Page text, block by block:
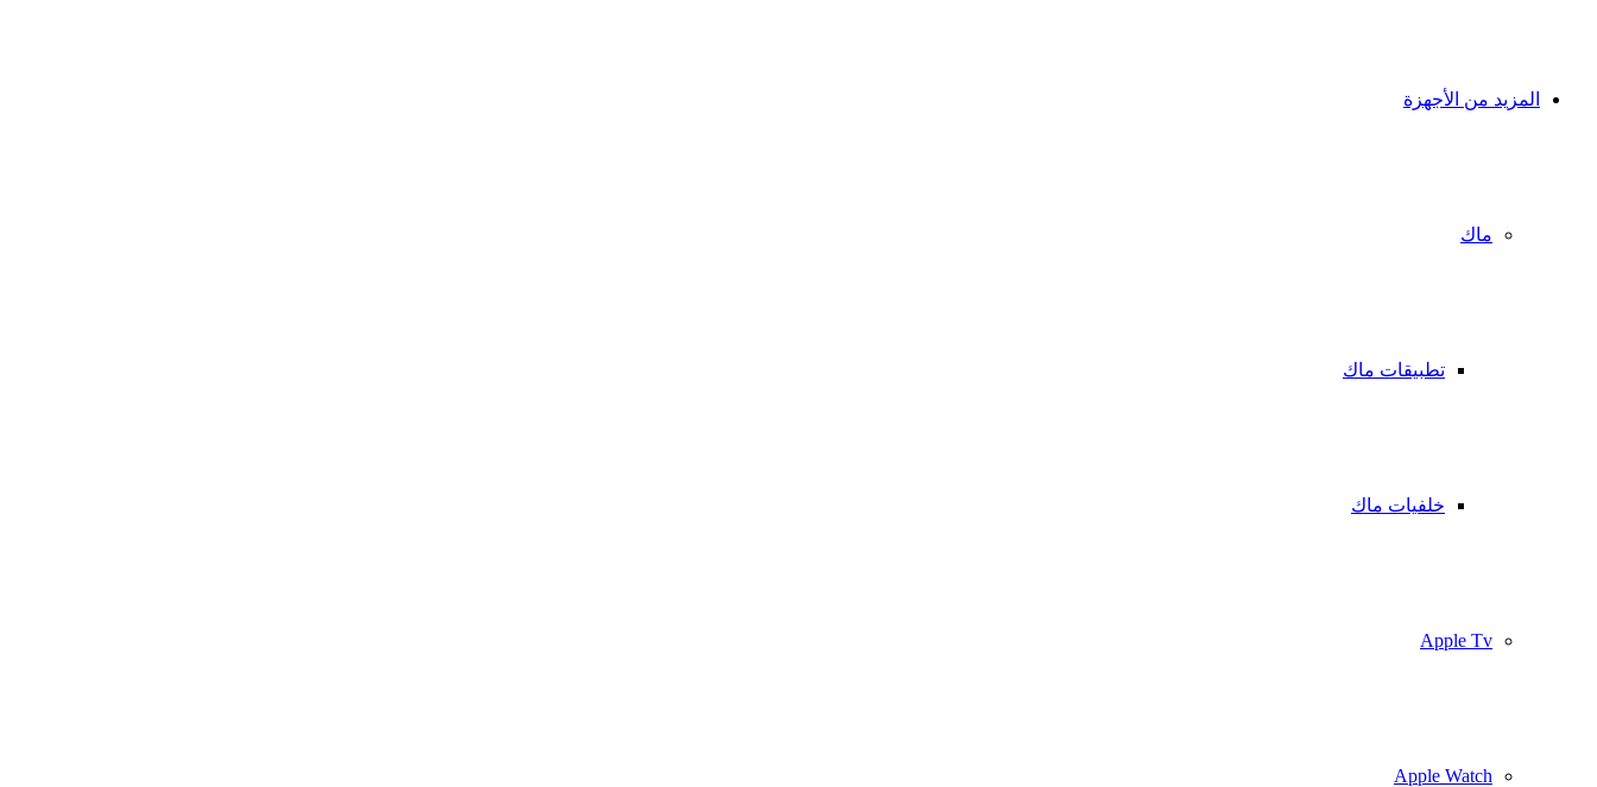
المزيد من الأجهزة
ماك
تطبيقات ماك
خلفيات ماك
Apple Tv
Apple Watch